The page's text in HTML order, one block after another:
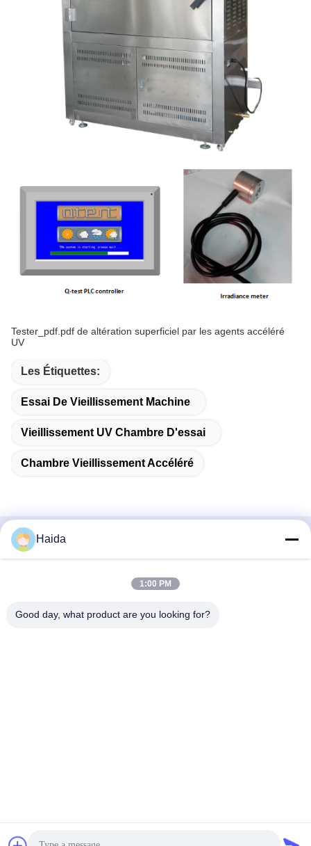
Tester_pdf.pdf de altération superficiel par les agents accéléré
UV
Les Étiquettes:
Essai De Vieillissement Machine
Vieillissement UV Chambre D'essai
Chambre Vieillissement Accéléré
Contactez rapidement
secteur de Nancheng, ville de Dongguan, province du
Fournisseur. © de Copyright 2013-2026 Guangdong Haida
Haida
1:00 PM
Good day, what product are you looking for?